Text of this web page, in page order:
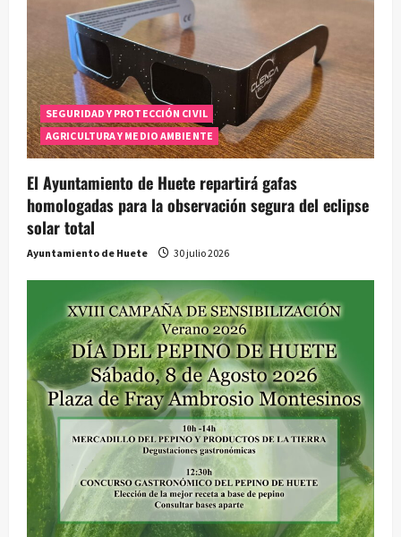
SEGURIDAD Y PROTECCIÓN CIVIL
AGRICULTURA Y MEDIO AMBIENTE
El Ayuntamiento de Huete repartirá gafas
homologadas para la observación segura del eclipse
solar total
Ayuntamiento de Huete 30 julio 2026